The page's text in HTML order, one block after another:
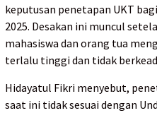
keputusan penetapan UKT
2025. Desakan ini muncul
mahasiswa dan orang tua
terlalu tinggi dan tidak
Hidayatul Fikri menyebut,
saat ini tidak sesuai dengan